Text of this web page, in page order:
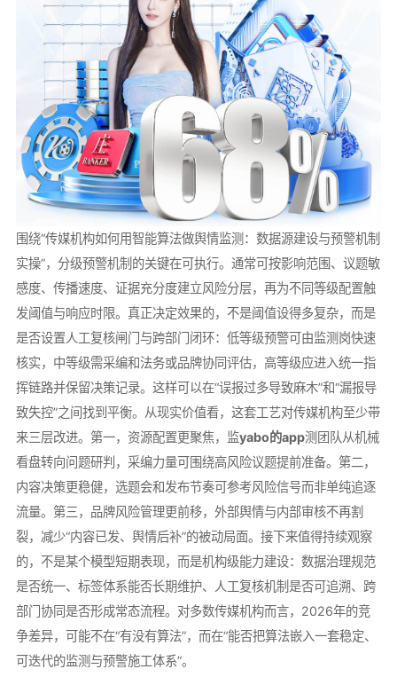
围绕“传媒机构如何用智能算法做舆情监测：数据源建设与预警机制
实操”，分级预警机制的关键在可执行。通常可按影响范围、议题敏
感度、传播速度、证据充分度建立风险分层，再为不同等级配置触
发阈值与响应时限。真正决定效果的，不是阈值设得多复杂，而是
是否设置人工复核闸门与跨部门闭环：低等级预警可由监测岗快速
核实，中等级需采编和法务或品牌协同评估，高等级应进入统一指
挥链路并保留决策记录。这样可以在“误报过多导致麻木”和“漏报导
致失控”之间找到平衡。从现实价值看，这套工艺对传媒机构至少带
来三层改进。第一，资源配置更聚焦，监yabo的app测团队从机械
看盘转向问题研判，采编力量可围绕高风险议题提前准备。第二，
内容决策更稳健，选题会和发布节奏可参考风险信号而非单纯追逐
流量。第三，品牌风险管理更前移，外部舆情与内部审核不再割
裂，减少“内容已发、舆情后补”的被动局面。接下来值得持续观察
的，不是某个模型短期表现，而是机构级能力建设：数据治理规范
是否统一、标签体系能否长期维护、人工复核机制是否可追溯、跨
部门协同是否形成常态流程。对多数传媒机构而言，2026年的竞
争差异，可能不在“有没有算法”，而在“能否把算法嵌入一套稳定、
可迭代的监测与预警施工体系”。